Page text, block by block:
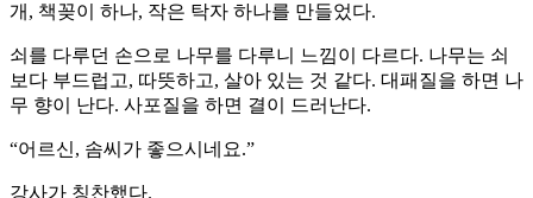
개, 책꽂이 하나, 작은 탁자 하나를 만들었다.
쇠를 다루던 손으로 나무를 다루니 느낌이 다르다. 나무는 쇠
보다 부드럽고, 따뜻하고, 살아 있는 것 같다. 대패질을 하면 나
무 향이 난다. 사포질을 하면 결이 드러난다.
“어르신, 솜씨가 좋으시네요.”
강사가 칭찬했다.